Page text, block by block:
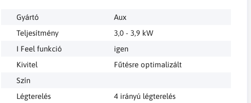
Gyártó
Aux
Teljesítmény
3,0 - 3,9 kW
I Feel funkció
igen
Kivitel
Fűtésre optimalizált
Szín
Légterelés
4 irányú légterelés